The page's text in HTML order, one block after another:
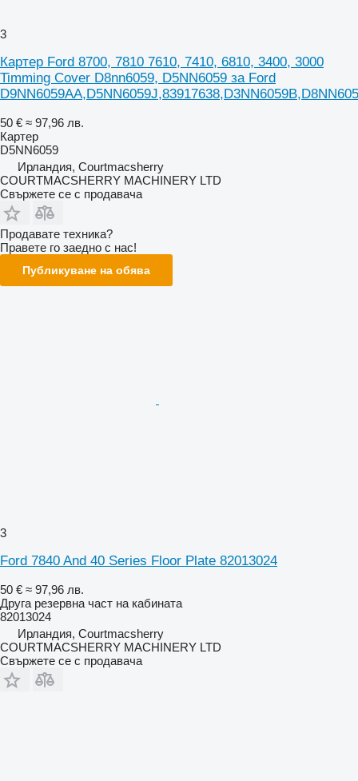
3
Картер Ford 8700, 7810 7610, 7410, 6810, 3400, 3000
Timming Cover D8nn6059, D5NN6059 за Ford
50 € ≈ 97,96 лв.
Картер
D5NN6059
Ирландия, Courtmacsherry
COURTMACSHERRY MACHINERY LTD
Свържете се с продавача
Продавате техника?
Правете го заедно с нас!
Публикуване на обява
3
Ford 7840 And 40 Series Floor Plate 82013024
50 € ≈ 97,96 лв.
Друга резервна част на кабината
82013024
Ирландия, Courtmacsherry
COURTMACSHERRY MACHINERY LTD
Свържете се с продавача